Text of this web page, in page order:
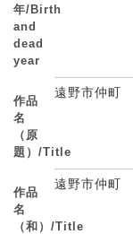
年/Birth
and
dead
year
作品
名
（原
題）/Title
遠野市仲町
作品
名
（和）/Title
遠野市仲町